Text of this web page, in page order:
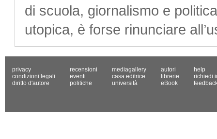
di scuola, giornalismo e
utopica, è forse rinunciare
privacy
condizioni legali
diritto d'autore
recensioni
eventi
politiche
mediagallery
casa editrice
università
autori
librerie
eBook
help
richiedi